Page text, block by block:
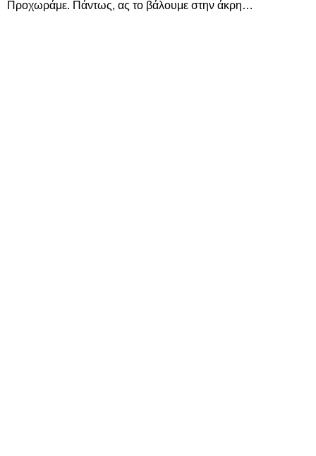
Προχωράμε. Πάντως, ας το βάλουμε στην άκρη…